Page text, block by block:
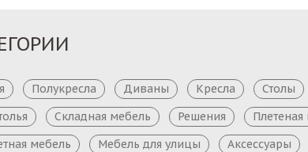
Полукресла Диваны Кресла Столы
Складная мебель Решения
Плетеная
мебель
Мебель для улицы Аксессуары